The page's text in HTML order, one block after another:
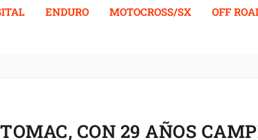
ENDURO MOTOCROSS/SX OFF
CON 29 AÑOS